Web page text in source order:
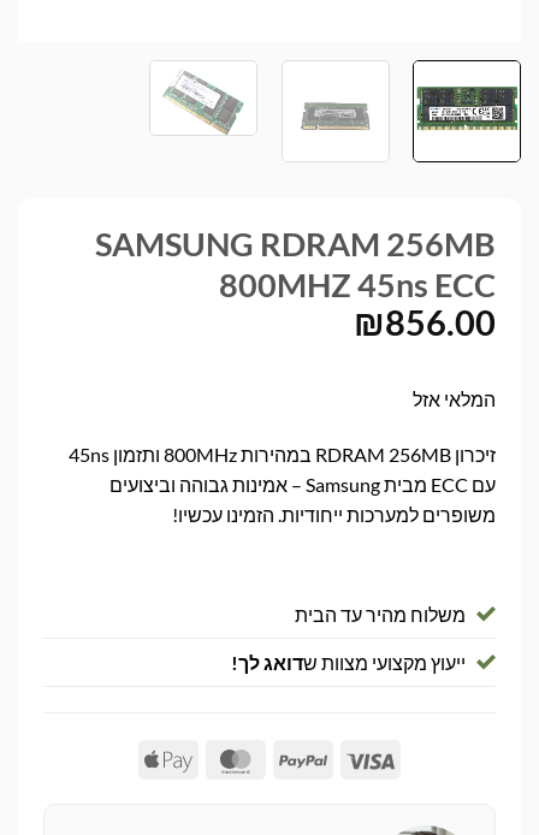
SAMSUNG RDRAM 256MB
800MHZ 45ns ECC
₪856.00
המלאי אזל
זיכרון RDRAM 256MB במהירות 800MHz ותזמון 45ns
עם ECC מבית Samsung – אמינות גבוהה וביצועים
משופרים למערכות ייחודיות. הזמינו עכשיו!
משלוח מהיר עד הבית
ייעוץ מקצועי מצוות שדואג לך!
Visa
PayPal
MasterCard
Apple